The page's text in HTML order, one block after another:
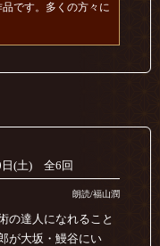
です。多くの方々に
日(土) 全6回
朗読/福山潤
の達人になれること
が大坂・鰻谷にい